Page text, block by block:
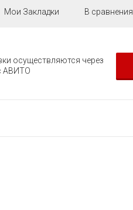
Мои Закладки В сравнения
осуществляются через
АВИТО